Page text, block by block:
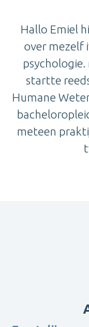
Hallo Emiel
over mezelf
psychologie.
startte
Humane
meteen